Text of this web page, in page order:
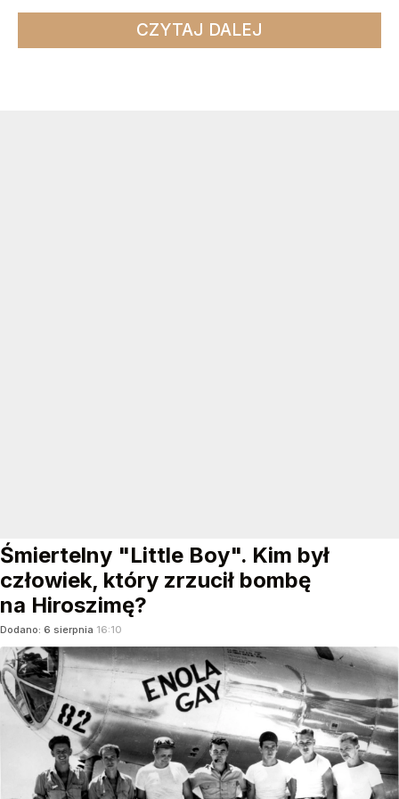
CZYTAJ DALEJ
Śmiertelny "Little Boy". Kim był
człowiek, który zrzucił bombę
na Hiroszimę?
Dodano: 6 sierpnia 16:10